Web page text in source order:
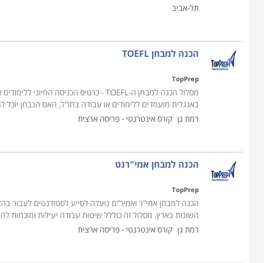
תל-אביב
הכנה למבחן TOEFL
TopPrep
באנגלית מועמדים ללימודים או עבודה בחו"ל, האם הנבחן
רמת גן קורס אינטרנטי - פריסה ארצית
הכנה למבחן אמי"רנט
TopPrep
הכנה למבחן אמי"ר ואמיר"ם נועדה לסייע לסטודנטים לעבור
השונות בארץ. מסלול זה כוללל שיטות עבודה יעילות ומוכחות
רמת גן קורס אינטרנטי - פריסה ארצית